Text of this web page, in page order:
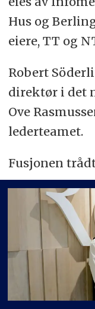
Hus og
eiere, TT og
Robert
direktør i det
Ove
lederteamet.
Fusjonen